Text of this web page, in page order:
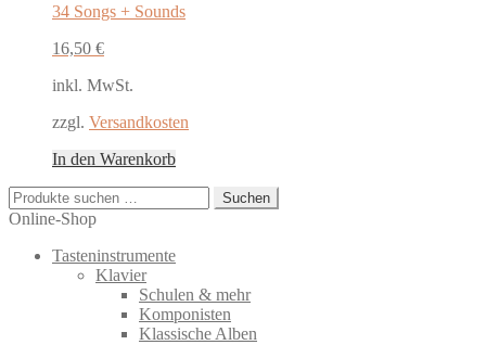
34 Songs + Sounds
16,50 €
inkl. MwSt.
zzgl. Versandkosten
In den Warenkorb
Suchen
nach:
Suchen
Online-Shop
Tasteninstrumente
Klavier
Schulen & mehr
Komponisten
Klassische Alben